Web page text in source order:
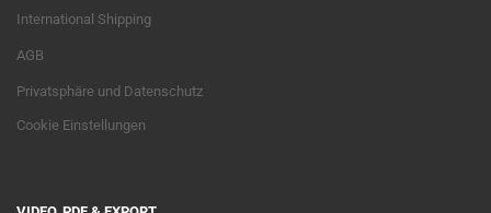
International Shipping
AGB
Privatsphäre und Datenschutz
Cookie Einstellungen